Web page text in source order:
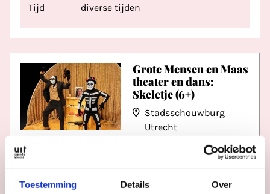
Toestemming Details Over
Tijd
diverse tijden
Grote Mensen en Maas
theater en dans:
Skeletje (6+)
Stadsschouwburg
Utrecht